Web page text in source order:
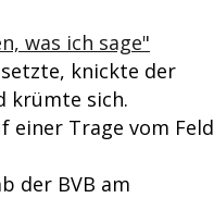
was ich sage"
knickte der
krümte sich.
einer Trage vom Feld
der BVB am